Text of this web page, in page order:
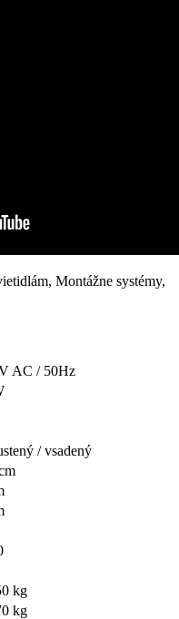
Montážne systémy,
AC / 50Hz
/ vsadený
kg
kg